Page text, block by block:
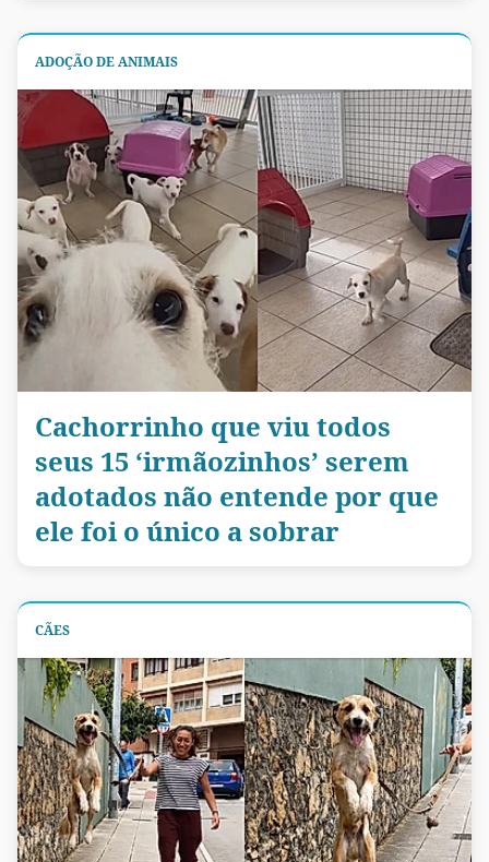
ADOÇÃO DE ANIMAIS
Cachorrinho que viu todos
seus 15 ‘irmãozinhos’ serem
adotados não entende por que
ele foi o único a sobrar
CÃES